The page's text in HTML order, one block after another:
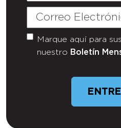
Correo
Untitled
Marque aquí para
nuestro Boletín